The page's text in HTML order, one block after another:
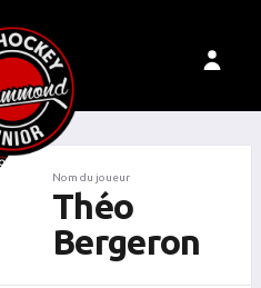
Nom du joueur
Théo
Bergeron